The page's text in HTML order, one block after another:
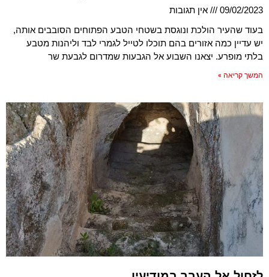
09/02/2023
אין תגובות
בעוד שהעיר הולכת ונוגסת בשטחי הטבע הפתוחים הסובבים אותה,
יש עדיין כמה אזורים בהם תוכלו לטייל לגמרי לבד וליהנות מטבע
בלתי מופרע. יצאנו השבוע אל הגבעות שמדרום לגבעת שר
המשך קריאה »